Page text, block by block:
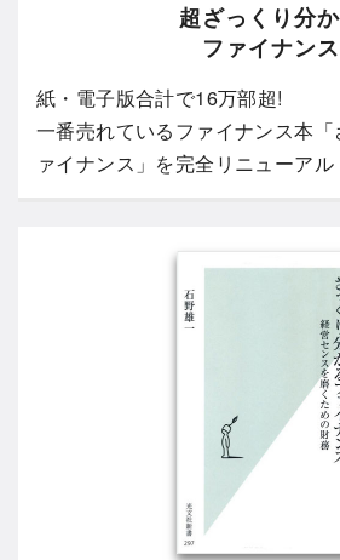
超ざっくり分
ファイナンス
紙・電子版合計で16万部超!
一番売れているファイナンス本
ァイナンス」を完全リニューアル